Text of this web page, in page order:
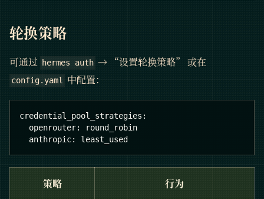
轮换策略
可通过 hermes auth → “设置轮换策略” 或在
config.yaml 中配置：
credential_pool_strategies :
openrouter:
round_robin
anthropic: least_used
策略 行为